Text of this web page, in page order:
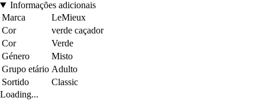
Informações adicionais
Marca
LeMieux
Cor
verde caçador
Cor
Verde
Género
Misto
Grupo etário Adulto
Sortido
Classic
Loading...